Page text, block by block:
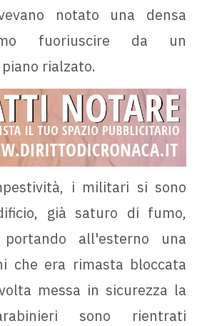
notato una densa
fuoriuscire da un
rialzato.
i militari si sono
già saturo di fumo,
all'esterno una
che era rimasta bloccata
messa in sicurezza la
sono rientrati